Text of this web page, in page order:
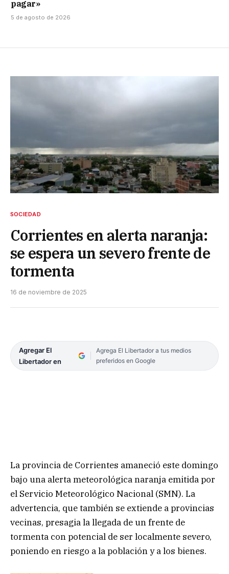
pagar»
5 de agosto de 2026
SOCIEDAD
Corrientes en alerta naranja:
se espera un severo frente de
tormenta
16 de noviembre de 2025
Agregar El
Libertador en
Agrega El Libertador a tus medios
preferidos en Google
La provincia de Corrientes amaneció este domingo
bajo una alerta meteorológica naranja emitida por
el Servicio Meteorológico Nacional (SMN). La
advertencia, que también se extiende a provincias
vecinas, presagia la llegada de un frente de
tormenta con potencial de ser localmente severo,
poniendo en riesgo a la población y a los bienes.